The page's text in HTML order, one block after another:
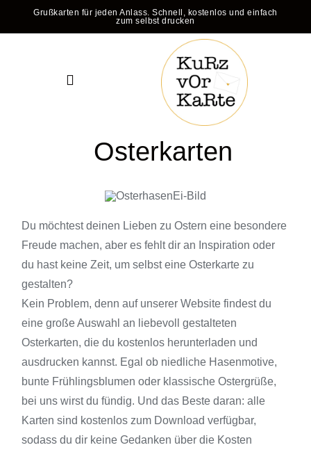
Grußkarten für jeden Anlass. Schnell, kostenlos und einfach
zum selbst drucken
Toggle
Home
Muttertag
Weihnachten
Warenkorb
Osterkarten
Du möchtest deinen Lieben zu Ostern eine besondere
Freude machen, aber es fehlt dir an Inspiration oder
du hast keine Zeit, um selbst eine Osterkarte zu
gestalten?
Kein Problem, denn auf unserer Website findest du
eine große Auswahl an liebevoll gestalteten
Osterkarten, die du kostenlos herunterladen und
ausdrucken kannst. Egal ob niedliche Hasenmotive,
bunte Frühlingsblumen oder klassische Ostergrüße,
bei uns wirst du fündig. Und das Beste daran: alle
Karten sind kostenlos zum Download verfügbar,
sodass du dir keine Gedanken über die Kosten